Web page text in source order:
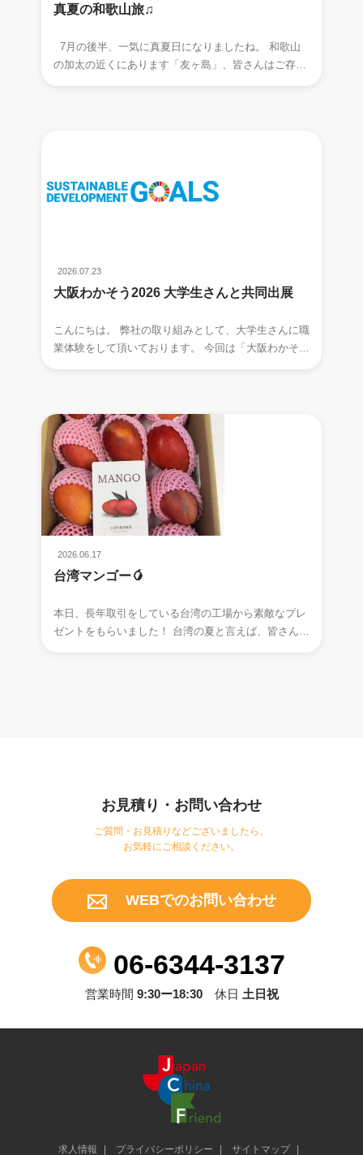
真夏の和歌山旅♫
の加太の近くにあります「友ヶ島」、皆さんはご存知
2026.07.23
大阪わかそう2026 大学生さんと共同出展
こんにちは。 弊社の取り組みとして、大学生さんに職
業体験をして頂いております。 今回は「大阪わかそう
2026.06.17
台湾マンゴー🥭
本日、長年取引をしている台湾の工場から素敵なプレ
ゼントをもらいました！ 台湾の夏と言えば、皆さん何
お見積り・お問い合わせ
ご質問・お見積りなどございましたら、
お気軽にご相談ください。
WEBでのお問い合わせ
06-6344-3137
営業時間 9:30ー18:30休日 土日祝
求人情報 プライバシーポリシー サイトマップ